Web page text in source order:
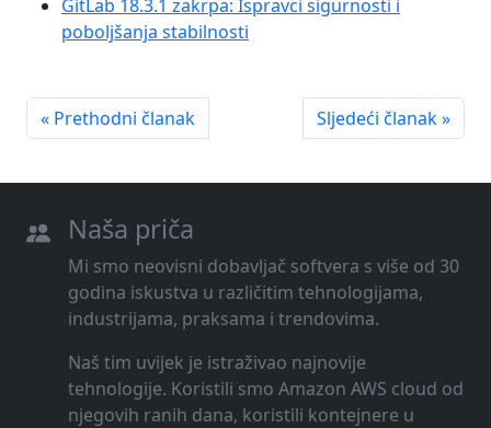
GitLab 18.3.1 zakrpa: Ispravci sigurnosti i
poboljšanja stabilnosti
« Prethodni članak Sljedeći članak »
Naša priča
Mi smo neovisni dobavljač softvera s više od 30
godina iskustva u različitim tehnologijama,
industrijama, praksama i trendovima.
Naš tim uvijek je istraživao najnovije
tehnologije. Koristili smo Amazon AWS cloud od
njegovih ranih dana, koristili kontejnere u